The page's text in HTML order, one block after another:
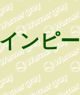
ンピ